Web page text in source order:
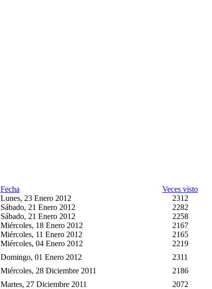
Fecha
Veces visto
Lunes, 23 Enero 2012
2312
Sábado, 21 Enero 2012
2282
Sábado, 21 Enero 2012
2258
Miércoles, 18 Enero 2012
2167
Miércoles, 11 Enero 2012
2165
Miércoles, 04 Enero 2012
2219
Domingo, 01 Enero 2012
2311
Miércoles, 28 Diciembre 2011
2186
Martes, 27 Diciembre 2011
2072